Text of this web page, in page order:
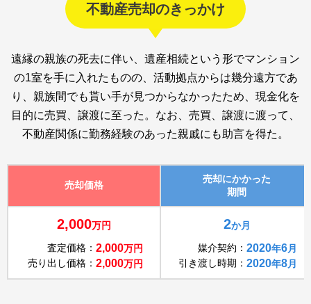
不動産売却のきっかけ
遠縁の親族の死去に伴い、遺産相続という形でマンション
の1室を手に入れたものの、活動拠点からは幾分遠方であ
り、親族間でも貰い手が見つからなかったため、現金化を
目的に売買、譲渡に至った。なお、売買、譲渡に渡って、
不動産関係に勤務経験のあった親戚にも助言を得た。
売却価格
売却にかかった
期間
2,000万円
査定価格： 2,000万円
売り出し価格： 2,000万円
2か月
媒介契約： 2020年6月
引き渡し時期： 2020年8月